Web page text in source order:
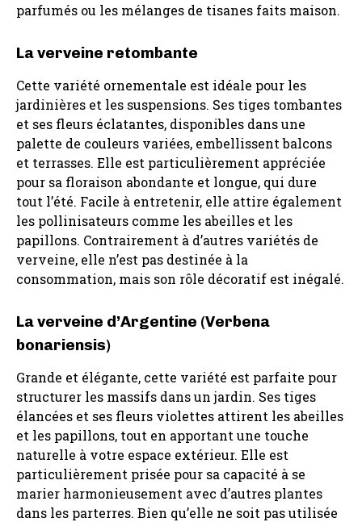
parfumés ou les mélanges de tisanes faits maison.
La verveine retombante
Cette variété ornementale est idéale pour les
jardinières et les suspensions. Ses tiges tombantes
et ses fleurs éclatantes, disponibles dans une
palette de couleurs variées, embellissent balcons
et terrasses. Elle est particulièrement appréciée
pour sa floraison abondante et longue, qui dure
tout l’été. Facile à entretenir, elle attire également
les pollinisateurs comme les abeilles et les
papillons. Contrairement à d’autres variétés de
verveine, elle n’est pas destinée à la
consommation, mais son rôle décoratif est inégalé.
La verveine d’Argentine (Verbena
bonariensis)
Grande et élégante, cette variété est parfaite pour
structurer les massifs dans un jardin. Ses tiges
élancées et ses fleurs violettes attirent les abeilles
et les papillons, tout en apportant une touche
naturelle à votre espace extérieur. Elle est
particulièrement prisée pour sa capacité à se
marier harmonieusement avec d’autres plantes
dans les parterres. Bien qu’elle ne soit pas utilisée